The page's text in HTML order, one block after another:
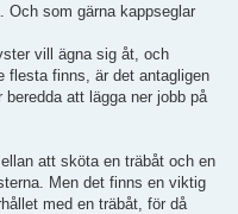
Och som gärna kappseglar
vill ägna sig åt, och
flesta finns, är det antagligen
att lägga ner jobb på
att sköta en träbåt och en
Men det finns en viktig
med en träbåt, för då